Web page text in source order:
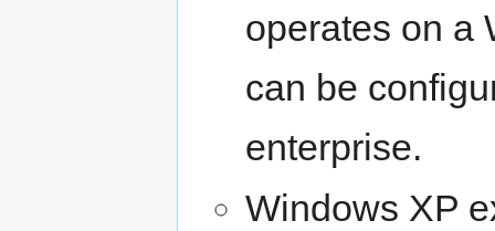
operates on a
can be
enterprise.
Windows XP